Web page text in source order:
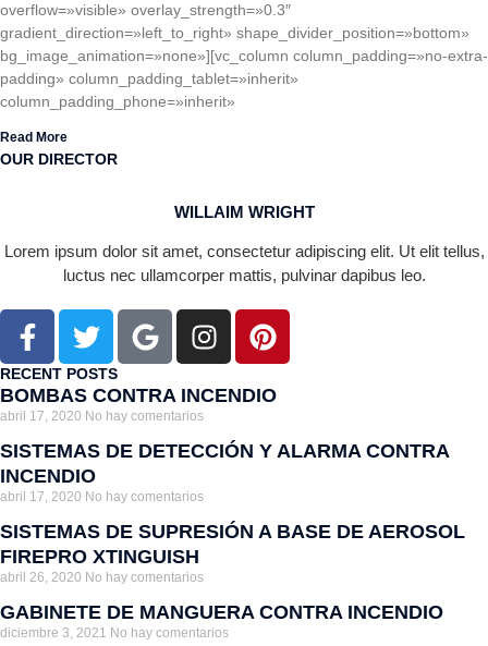
overflow=»visible» overlay_strength=»0.3″
gradient_direction=»left_to_right» shape_divider_position=»bottom»
bg_image_animation=»none»][vc_column column_padding=»no-extra-
padding» column_padding_tablet=»inherit»
column_padding_phone=»inherit»
Read More
OUR DIRECTOR
WILLAIM WRIGHT
Lorem ipsum dolor sit amet, consectetur adipiscing elit. Ut elit tellus,
luctus nec ullamcorper mattis, pulvinar dapibus leo.
RECENT POSTS
BOMBAS CONTRA INCENDIO
abril 17, 2020 No hay comentarios
SISTEMAS DE DETECCIÓN Y ALARMA CONTRA
INCENDIO
abril 17, 2020 No hay comentarios
SISTEMAS DE SUPRESIÓN A BASE DE AEROSOL
FIREPRO XTINGUISH
abril 26, 2020 No hay comentarios
GABINETE DE MANGUERA CONTRA INCENDIO
diciembre 3, 2021 No hay comentarios